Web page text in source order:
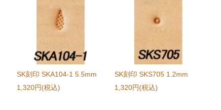
SK刻印 SKA104-1 5.5mm
1,320円(税込)
SK刻印 SKS705 1.2mm
1,320円(税込)